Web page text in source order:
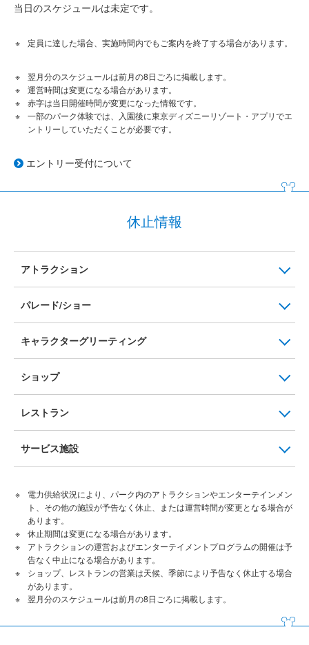
当日のスケジュールは未定です。
定員に達した場合、実施時間内でもご案内を終了する場合があります。
翌月分のスケジュールは前月の8日ごろに掲載します。
運営時間は変更になる場合があります。
赤字は当日開催時間が変更になった情報です。
一部のパーク体験では、入園後に東京ディズニーリゾート・アプリでエ
ントリーしていただくことが必要です。
エントリー受付について
休止情報
アトラクション
パレード/ショー
キャラクターグリーティング
ショップ
レストラン
サービス施設
電力供給状況により、パーク内のアトラクションやエンターテインメン
ト、その他の施設が予告なく休止、または運営時間が変更となる場合が
あります。
休止期間は変更になる場合があります。
アトラクションの運営およびエンターテイメントプログラムの開催は予
告なく中止になる場合があります。
ショップ、レストランの営業は天候、季節により予告なく休止する場合
があります。
翌月分のスケジュールは前月の8日ごろに掲載します。